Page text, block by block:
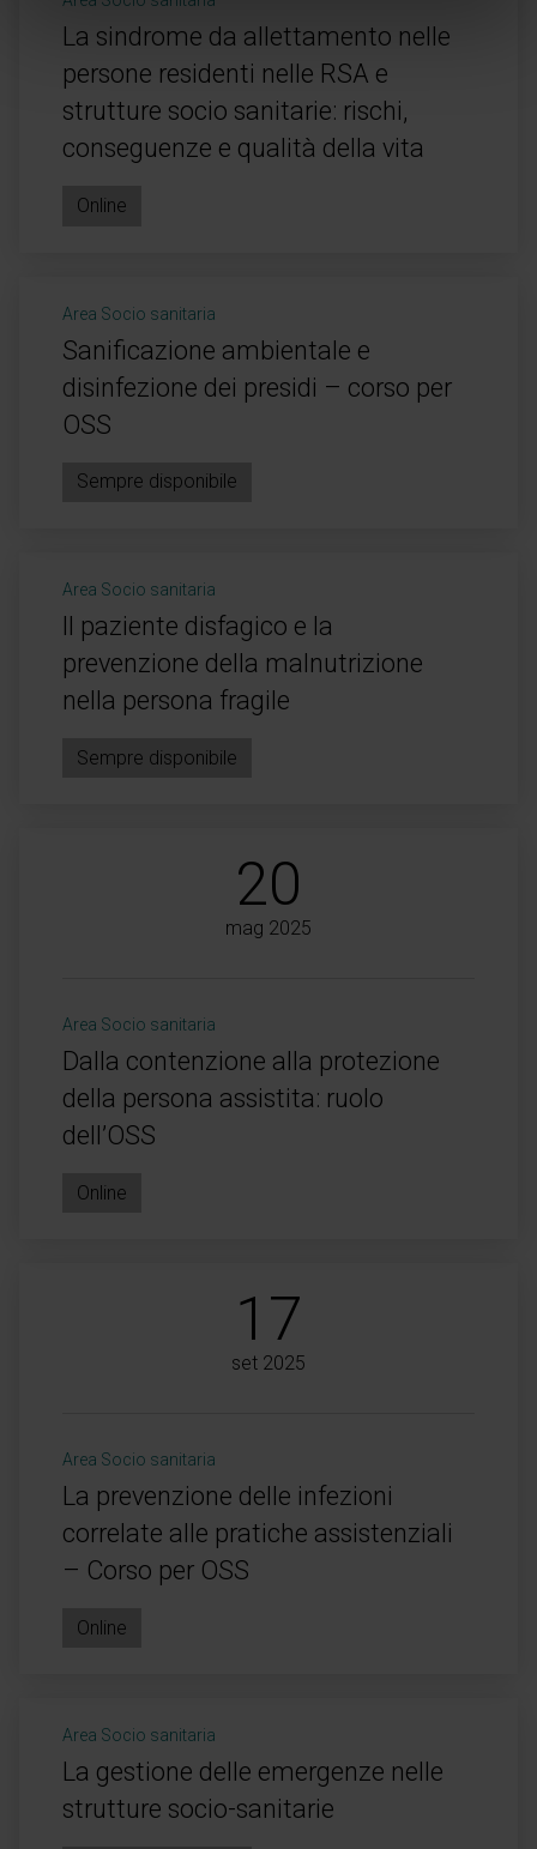
La sindrome da allettamento nelle
persone residenti nelle RSA e
strutture socio sanitarie: rischi,
conseguenze e qualità della vita
Online
Area Socio sanitaria
Sanificazione ambientale e
disinfezione dei presidi – corso per
OSS
Sempre disponibile
Area Socio sanitaria
Il paziente disfagico e la
prevenzione della malnutrizione
nella persona fragile
Sempre disponibile
20
mag 2025
Area Socio sanitaria
Dalla contenzione alla protezione
della persona assistita: ruolo
dell’OSS
Online
17
set 2025
Area Socio sanitaria
La prevenzione delle infezioni
correlate alle pratiche assistenziali
– Corso per OSS
Online
Area Socio sanitaria
La gestione delle emergenze nelle
strutture socio-sanitarie